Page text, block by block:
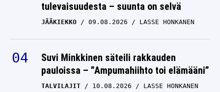
tulevaisuudesta – suunta on selvä
JÄÄKIEKKO 09.08.2026 LASSE HONKANEN
Suvi Minkkinen säteili rakkauden
pauloissa – ”Ampumahiihto toi elämääni”
TALVILAJIT 10.08.2026 LASSE HONKANEN